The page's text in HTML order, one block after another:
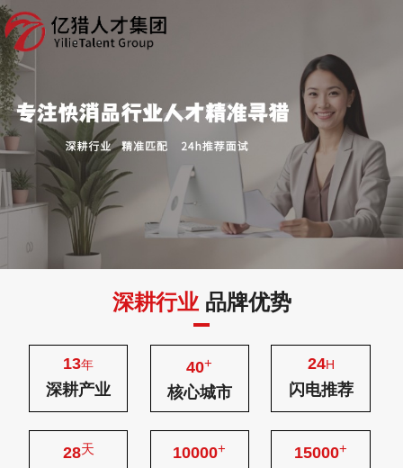
深耕行业品牌优势
13年
深耕产业
40+
核心城市
24H
闪电推荐
28天 10000+ 15000+